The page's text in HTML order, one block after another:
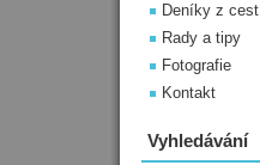
Deníky z cest
Rady a tipy
Fotografie
Kontakt
Vyhledávání